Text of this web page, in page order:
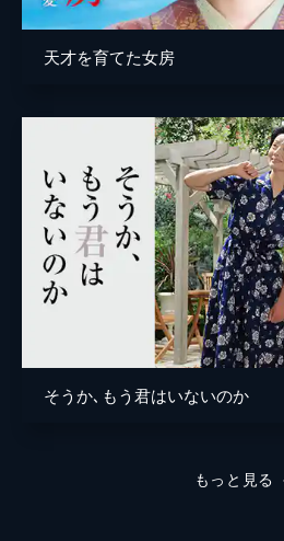
天才を育てた女房
そうか､もう君はいないのか
もっと見る